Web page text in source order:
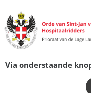
Via onderstaande